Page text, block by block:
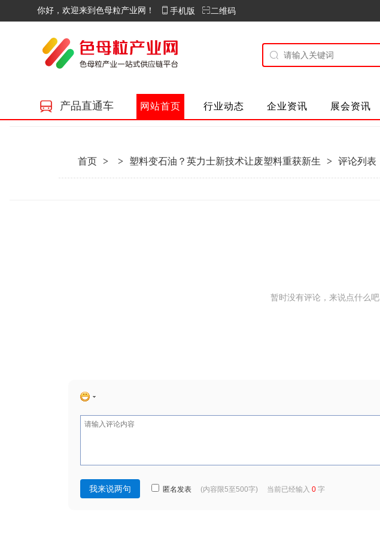
你好，欢迎来到色母粒产业网！ 手机版 二维码
产品直通车 网站首页 行业动态 企业资讯 展会资讯
首页 > > 塑料变石油？英力士新技术让废塑料重获新生​ > 评论列表
暂时没有评论，来说点什么吧
匿名发表 (内容限5至500字) 当前已经输入 0 字